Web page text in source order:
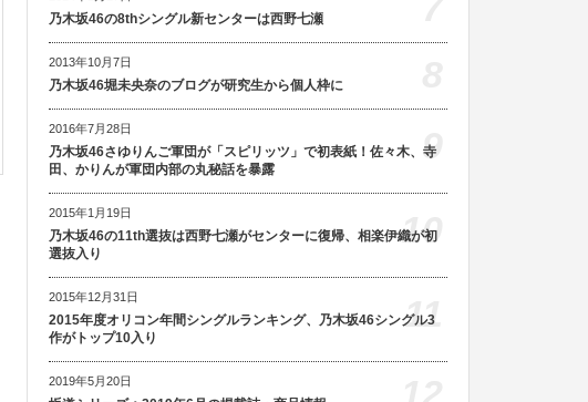
乃木坂46の8thシングル新センターは西野七瀬
2013年10月7日
乃木坂46堀未央奈のブログが研究生から個人枠に
2016年7月28日
乃木坂46さゆりんご軍団が「スピリッツ」で初表紙！佐々木、寺
田、かりんが軍団内部の丸秘話を暴露
9
2015年1月19日
乃木坂46の11th選抜は西野七瀬がセンターに復帰、相楽伊織が初
選抜入り
10
2015年12月31日
2015年度オリコン年間シングルランキング、乃木坂46シングル3
作がトップ10入り
11
2019年5月20日